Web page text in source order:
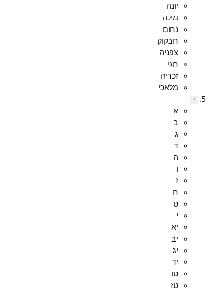
יונה
מיכה
נחום
חבקוק
צפניה
חגי
זכריה
מלאכי
י
א
ב
ג
ד
ה
ו
ז
ח
ט
י
יא
יב
יג
יד
טו
טז